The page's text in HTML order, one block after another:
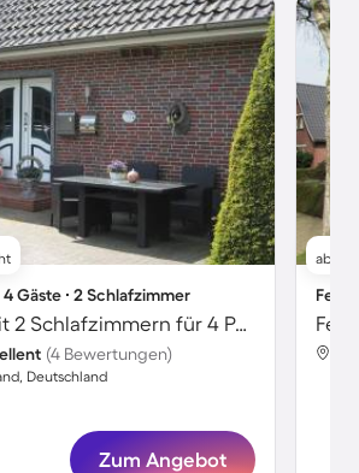
Gäste ∙ 2 Schlafzimmer
Apartment mit 2 Schlafzimmern für 4 Personen
(4 Bewertungen)
Deutschland
Zum Angebot
ab